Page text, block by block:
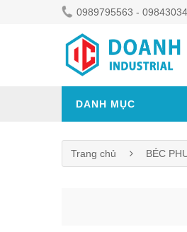
0989795563 -
DANH MỤC
Trang chủ BÉC